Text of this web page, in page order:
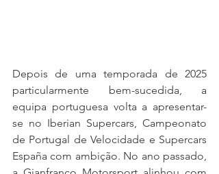
Depois de uma temporada de 2025
particularmente bem-sucedida, a
equipa portuguesa volta a apresentar-
se no Iberian Supercars, Campeonato
de Portugal de Velocidade e Supercars
España com ambição. No ano passado,